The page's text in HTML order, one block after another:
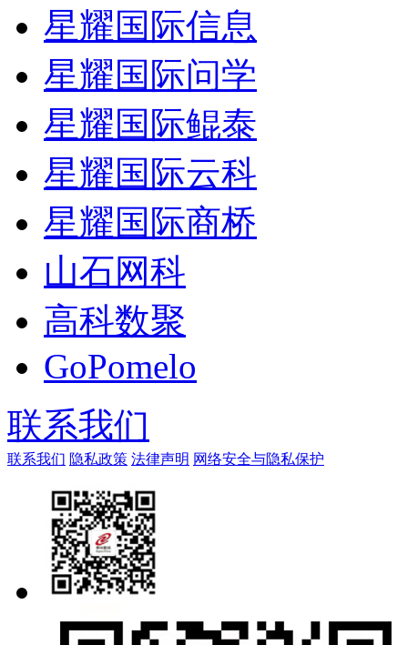
星耀国际信息
星耀国际问学
星耀国际鲲泰
星耀国际云科
星耀国际商桥
山石网科
高科数聚
GoPomelo
联系我们
联系我们 隐私政策 法律声明 网络安全与隐私保护